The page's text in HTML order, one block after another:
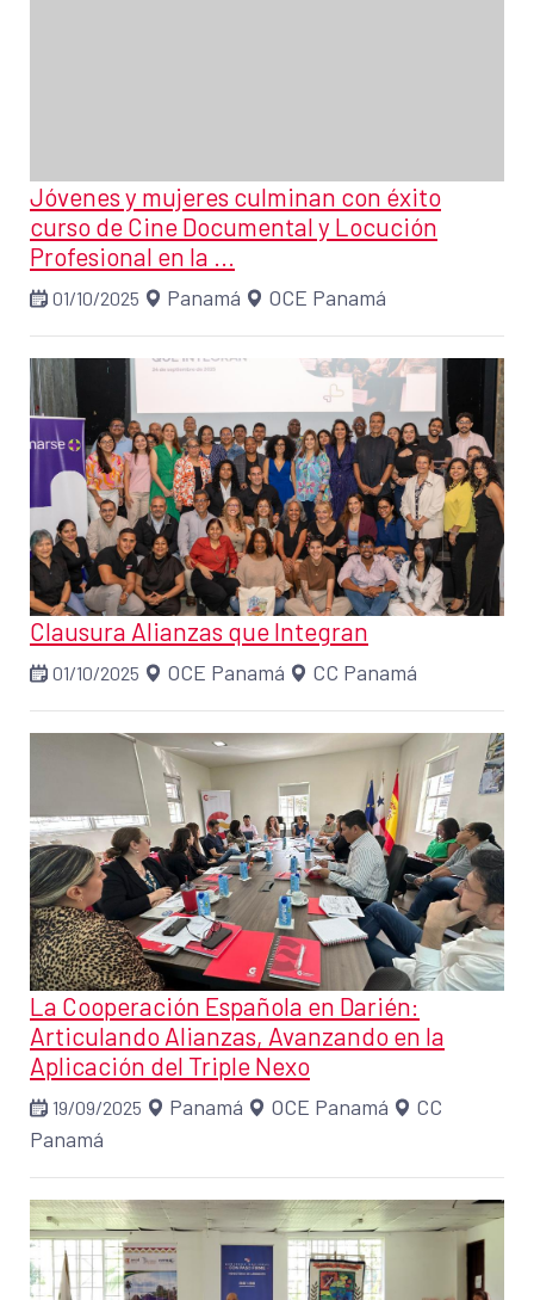
Jóvenes y mujeres culminan con éxito
curso de Cine Documental y Locución
Profesional en la ...
01/10/2025 Panamá OCE Panamá
Clausura Alianzas que Integran
01/10/2025 OCE Panamá CC Panamá
La Cooperación Española en Darién:
Articulando Alianzas, Avanzando en la
Aplicación del Triple Nexo
19/09/2025 Panamá OCE Panamá
CC
Panamá